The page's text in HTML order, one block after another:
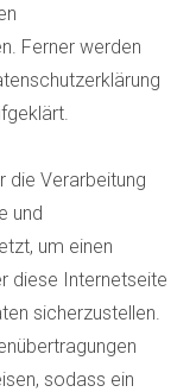
Ferner werden
die Verarbeitung
und
um einen
diese Internetseite
sicherzustellen.
sodass ein